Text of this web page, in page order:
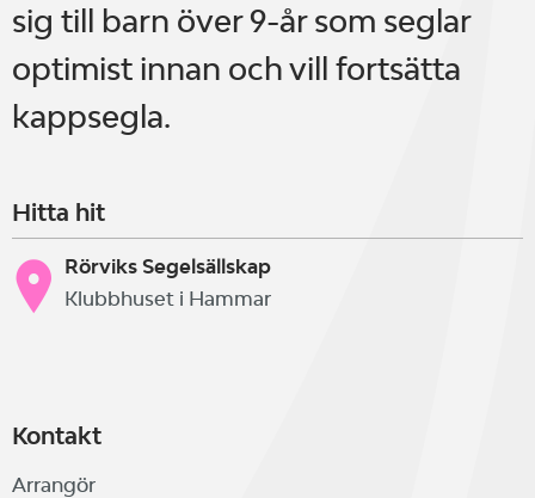
sig till barn över 9-år som seglar
optimist innan och vill fortsätta
kappsegla.
Hitta hit
Rörviks Segelsällskap
Klubbhuset i Hammar
Kontakt
Arrangör